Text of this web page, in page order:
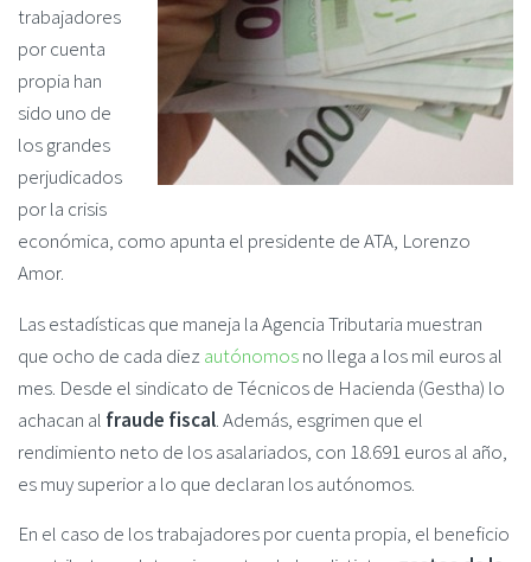
trabajadores
por cuenta
propia han
sido uno de
los grandes
perjudicados
por la crisis
económica, como apunta el presidente de ATA, Lorenzo
Amor.
Las estadísticas que maneja la Agencia Tributaria muestran
que ocho de cada diezautónomosno llega a los mil euros al
mes. Desde el sindicato de Técnicos de Hacienda (Gestha) lo
achacan al fraude fiscal. Además, esgrimen que el
rendimiento neto de los asalariados, con 18.691 euros al año,
es muy superior a lo que declaran los autónomos.
En el caso de los trabajadores por cuenta propia, el beneficio